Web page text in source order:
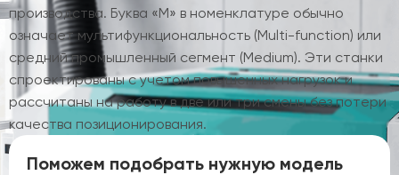
производства. Буква «M» в номенклатуре обычно
означает мультифункциональность (Multi-function) или
средний промышленный сегмент (Medium). Эти станки
спроектированы с учетом повышенных нагрузок и
рассчитаны на работу в две или три смены без потери
качества позиционирования.
Поможем подобрать нужную модель